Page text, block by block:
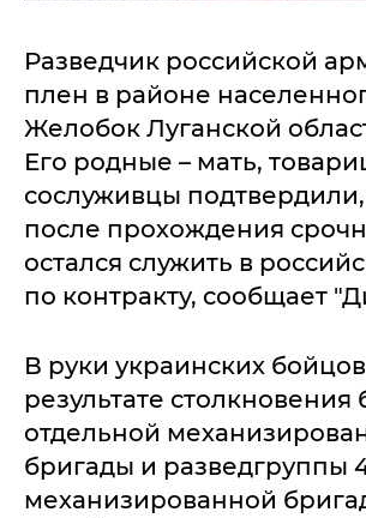
Разведчик российской
плен в районе
Желобок Луганской
Его родные – мать,
сослуживцы
после прохождения
остался служить в
по контракту, сообщает
В руки украинских
результате столкновения
отдельной
бригады и разведгруппы
механизированной